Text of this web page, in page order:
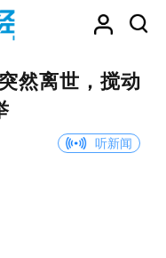
然离世，搅动
听新闻